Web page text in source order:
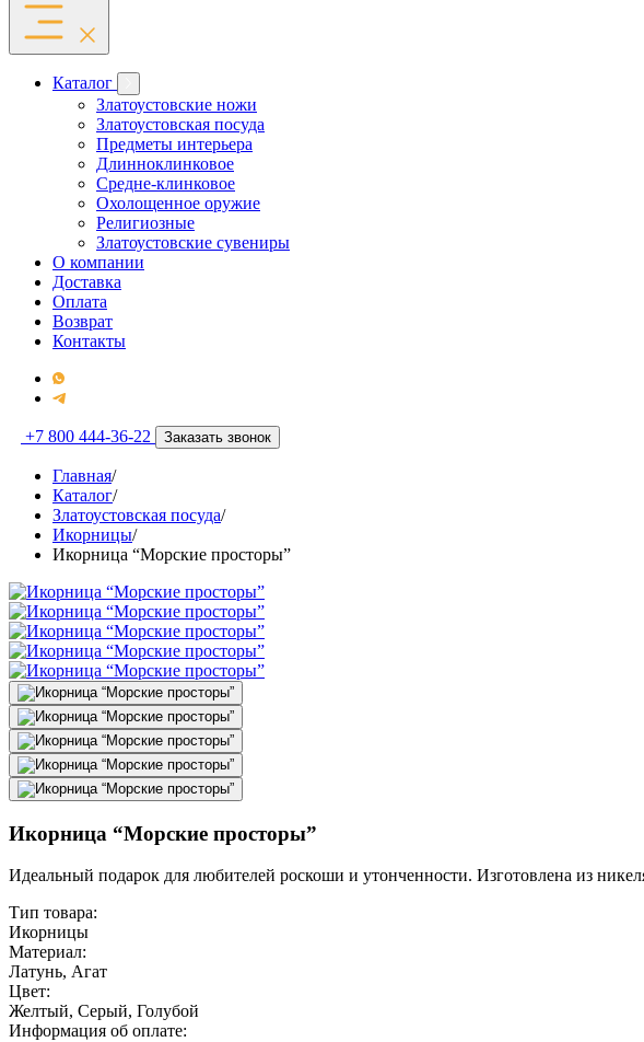
Каталог
Златоустовские ножи
Златоустовская посуда
Предметы интерьера
Длинноклинковое
Средне-клинковое
Охолощенное оружие
Религиозные
Златоустовские сувениры
О компании
Доставка
Оплата
Возврат
Контакты
+7 800 444-36-22 Заказать звонок
Главная/
Каталог/
Златоустовская посуда/
Икорницы/
Икорница “Морские просторы”
Икорница “Морские просторы”
Идеальный подарок для любителей роскоши и утонченности. Изготовлена из
Тип товара:
Икорницы
Материал:
Латунь, Агат
Цвет:
Желтый, Серый, Голубой
Информация об оплате: